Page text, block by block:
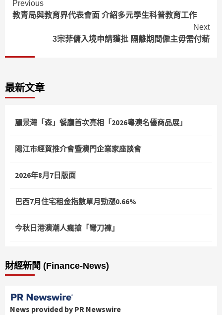
Continue
Reading
Previous
教青局與教育界代表會面 介紹多元學生科普教育工作
Next
3宗菲傭入境申請獲批 隔離期間僱主毋需付薪
最新文章
麗景灣「森」餐廳首次亮相「2026粵澳名優商品展」
陽江市經貿推介會暨澳門企業家座談會
2026年8月7日版面
巴西7月住宅租金指數單月勁漲0.66%
今秋日港澳潮人瘋搶「彎刀褲」
財經新聞 (Finance-News)
News provided by PR Newswire